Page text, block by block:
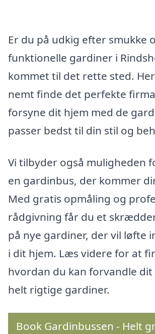
Er du på udkig efter smukke
funktionelle gardiner i
kommet til det rette sted.
nemt finde det perfekte
forsyne dit hjem med de
passer bedst til din stil og
Vi tilbyder også muligheden
en gardinbus, der kommer
Med gratis opmåling og
rådgivning får du et
på nye gardiner, der vil løfte
i dit hjem. Læs videre for at
hvordan du kan forvandle
helt rigtige gardiner.
Book Gardinbussen - Helt